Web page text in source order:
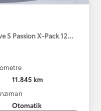
Passion X-Pack 125HP
11.845 km
Otomatik